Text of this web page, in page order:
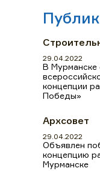
29.04.2022
В Мурманске
концепции
Победы»
Архсовет
29.04.2022
Объявлен
концепцию
Мурманске